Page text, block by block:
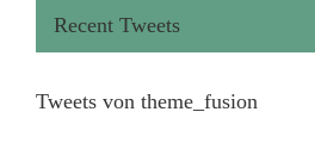
Recent Tweets
Tweets von theme_fusion